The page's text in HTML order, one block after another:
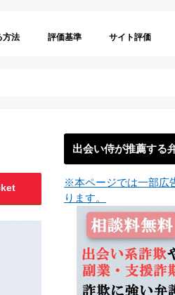
方法 評価基準 サイト評価
出会い侍が推薦する
※本ページでは一部広
ります。